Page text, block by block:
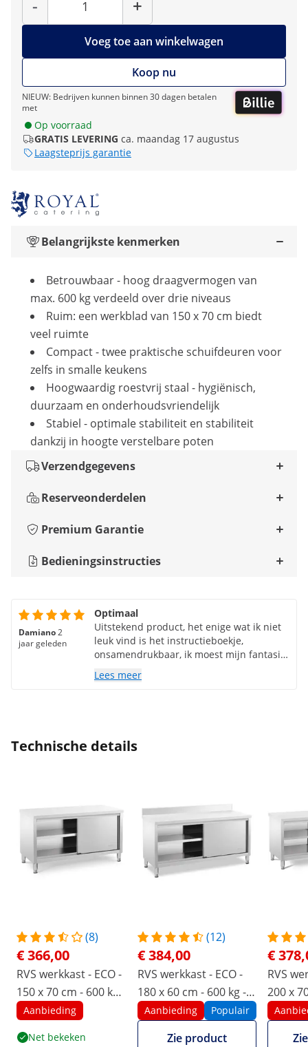
- +
Voeg toe aan winkelwagen
Koop nu
NIEUW: Bedrijven kunnen binnen 30 dagen betalen
met
Op voorraad
GRATIS LEVERING ca. maandag 17 augustus
Laagsteprijs garantie
Belangrijkste kenmerken
Betrouwbaar - hoog draagvermogen van
max. 600 kg verdeeld over drie niveaus
Ruim: een werkblad van 150 x 70 cm biedt
veel ruimte
Compact - twee praktische schuifdeuren voor
zelfs in smalle keukens
Hoogwaardig roestvrij staal - hygiënisch,
duurzaam en onderhoudsvriendelijk
Stabiel - optimale stabiliteit en stabiliteit
dankzij in hoogte verstelbare poten
Verzendgegevens
Reserveonderdelen
Premium Garantie
Bedieningsinstructies
Damiano2
jaar geleden
Optimaal
Uitstekend product, het enige wat ik niet
leuk vind is het instructieboekje,
onsamendrukbaar, ik moest mijn fantasie
Lees meer
Technische details
(8)
€ 366,00
RVS werkkast - ECO -
150 x 70 cm - 600 kg -
Royal Catering
Aanbieding
Net bekeken
(12)
€ 384,00
RVS werkkast - ECO -
180 x 60 cm - 600 kg -
achterwand - Royal
Catering
Aanbieding Populair
Zie product
€
RVS
200 x
Royal